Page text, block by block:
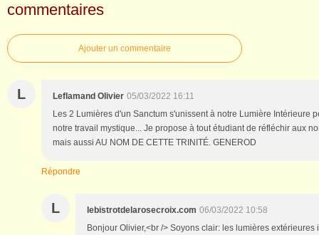
commentaires
Ajouter un commentaire
L Leflamand Olivier 05/03/2022 16:11
Les 2 Lumières d'un Sanctum s'unissent à notre Lumière Intérieure
notre travail mystique... Je propose à tout étudiant de réfléchir aux
mais aussi AU NOM DE CETTE TRINITÉ. GENEROD
Répondre
L lebistrotdelarosecroix.com 06/03/2022 10:58
Bonjour Olivier,<br /> Soyons clair: les lumières